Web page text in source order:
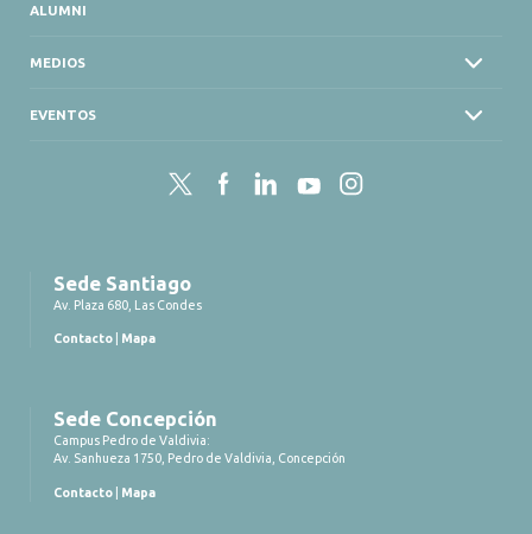
ALUMNI
MEDIOS
EVENTOS
Twitter FacebookLinkedInYouTubeInstagram
Sede Santiago
Av. Plaza 680, Las Condes
Contacto Mapa
Sede Concepción
Campus Pedro de Valdivia:
Av. Sanhueza 1750, Pedro de Valdivia, Concepción
Contacto Mapa